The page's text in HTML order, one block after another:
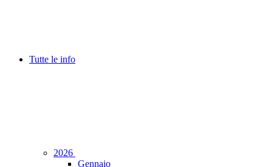
Tutte le info
2026
Gennaio